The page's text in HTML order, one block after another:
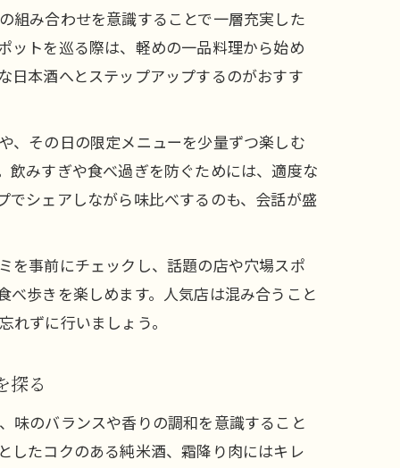
組み合わせを意識することで一層充実した
ットを巡る際は、軽めの一品料理から始め
日本酒へとステップアップするのがおすす
、その日の限定メニューを少量ずつ楽しむ
飲みすぎや食べ過ぎを防ぐためには、適度な
でシェアしながら味比べするのも、会話が盛
を事前にチェックし、話題の店や穴場スポ
べ歩きを楽しめます。人気店は混み合うこと
れずに行いましょう。
探る
味のバランスや香りの調和を意識すること
したコクのある純米酒、霜降り肉にはキレ